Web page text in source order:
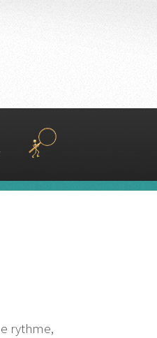
rythme,